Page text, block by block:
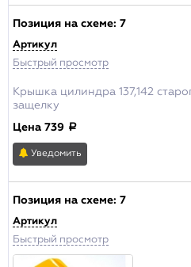
Позиция на схеме: 7
Артикул
Быстрый просмотр
Крышка цилиндра 137,142
защелку
Цена 739 a
Уведомить
Позиция на схеме: 7
Артикул
Быстрый просмотр